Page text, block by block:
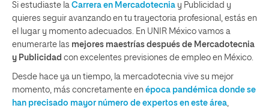
Si estudiaste la Carrera en Mercadotecnia y Publicidad y
quieres seguir avanzando en tu trayectoria profesional, estás en
el lugar y momento adecuados. En UNIR México vamos a
enumerarte las mejores maestrías después de Mercadotecnia
y Publicidad con excelentes previsiones de empleo en México.
Desde hace ya un tiempo, la mercadotecnia vive su mejor
momento, más concretamente en época pandémica donde se
han precisado mayor número de expertos en este área